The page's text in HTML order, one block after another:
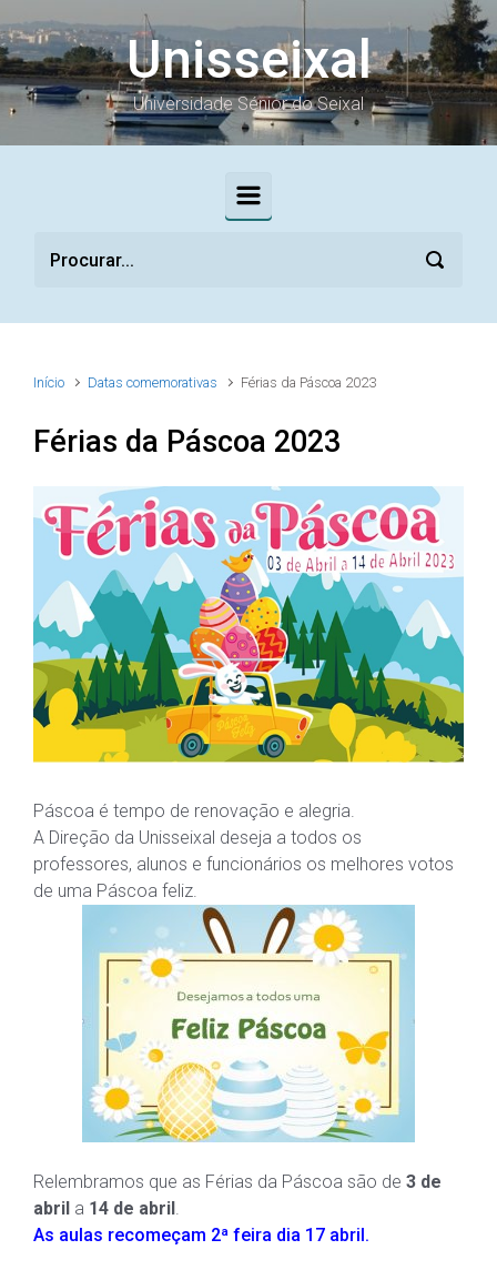
Skip to main content
Unisseixal
Universidade Sénior do Seixal
Início Datas comemorativas Férias da Páscoa 2023
Férias da Páscoa 2023
Páscoa é tempo de renovação e alegria.
A Direção da Unisseixal deseja a todos os
professores, alunos e funcionários os melhores votos
de uma Páscoa feliz.
Relembramos que as Férias da Páscoa são de 3 de
abril a 14 de abril.
As aulas recomeçam 2ª feira dia 17 abril.